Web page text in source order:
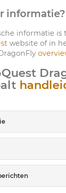
informatie?
informatie is
website of in